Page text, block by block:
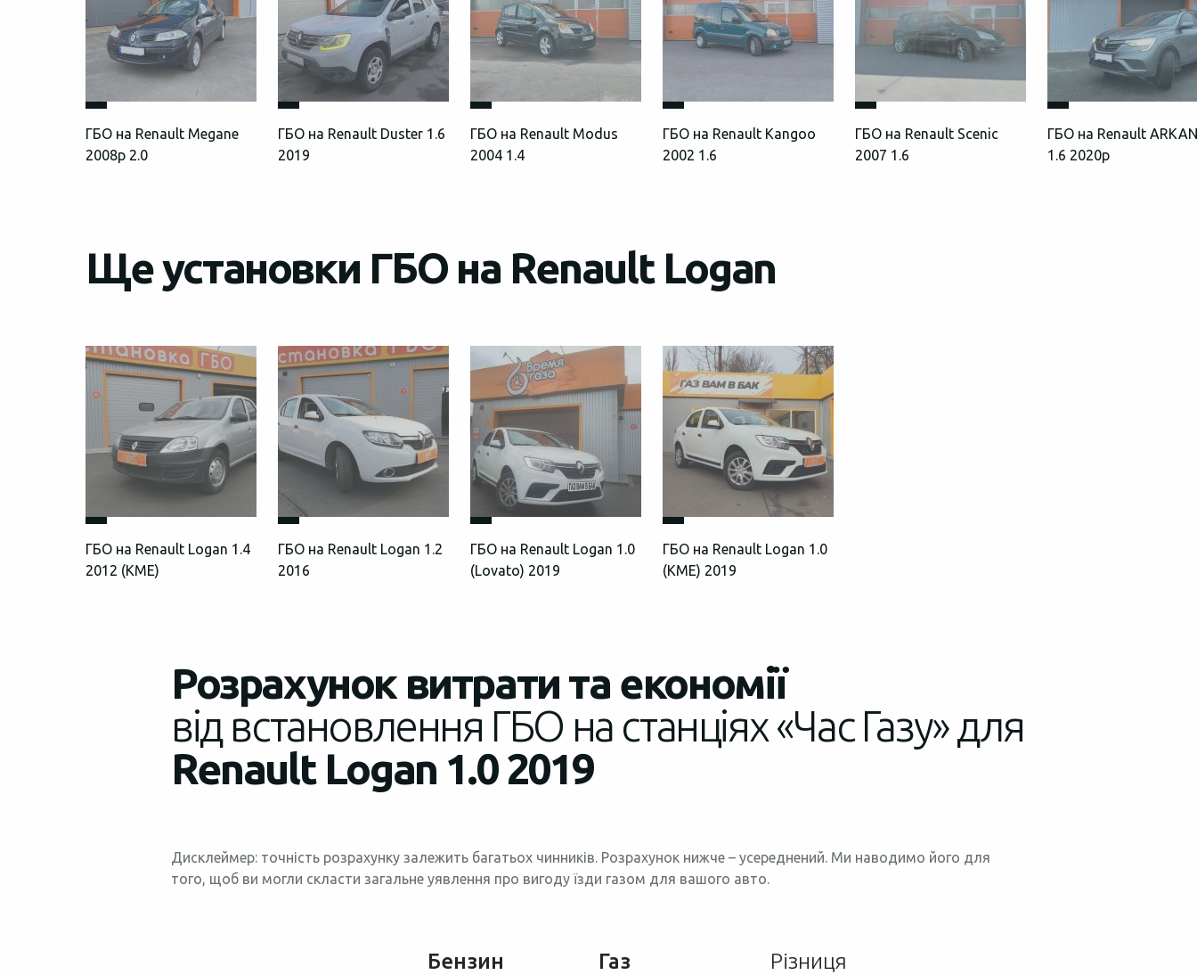
ГБО на Renault Megane
2008p 2.0
ГБО на Renault Duster 1.6
2019
ГБО на Renault Modus
2004 1.4
ГБО на Renault Kangoo
2002 1.6
ГБО на Renault Scenic
2007 1.6
ГБО на Renault
1.6 2020р
Ще установки ГБО на Renault Logan
ГБО на Renault Logan 1.4
2012 (КМЕ)
ГБО на Renault Logan 1.2
2016
ГБО на Renault Logan 1.0
(Lovato) 2019
ГБО на Renault Logan 1.0
(КМЕ) 2019
Розрахунок витрати та економії
від встановлення ГБО на станціях «Час Газу» для
Renault Logan 1.0 2019
Дисклеймер: точність розрахунку залежить багатьох чинників. Розрахунок нижче – усереднений. Ми наводимо його для
того, щоб ви могли скласти загальне уявлення про вигоду їзди газом для вашого авто.
Бензин Газ Різниця